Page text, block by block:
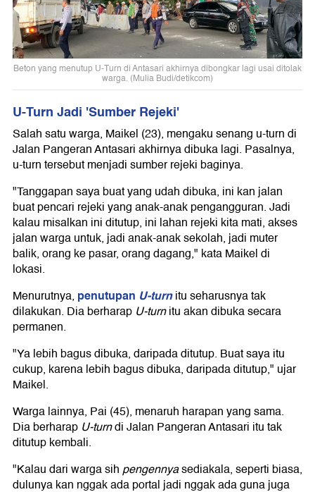
Beton yang menutup U-Turn di Antasari akhirnya dibongkar lagi usai ditolak
warga. (Mulia Budi/detikcom)
U-Turn Jadi 'Sumber Rejeki'
Salah satu warga, Maikel (23), mengaku senang u-turn di
Jalan Pangeran Antasari akhirnya dibuka lagi. Pasalnya,
u-turn tersebut menjadi sumber rejeki baginya.
"Tanggapan saya buat yang udah dibuka, ini kan jalan
buat pencari rejeki yang anak-anak pengangguran. Jadi
kalau misalkan ini ditutup, ini lahan rejeki kita mati, akses
jalan warga untuk, jadi anak-anak sekolah, jadi muter
balik, orang ke pasar, orang dagang," kata Maikel di
lokasi.
Menurutnya, penutupan U-turnitu seharusnya tak
dilakukan. Dia berharap U-turnitu akan dibuka secara
permanen.
"Ya lebih bagus dibuka, daripada ditutup. Buat saya itu
cukup, karena lebih bagus dibuka, daripada ditutup," ujar
Maikel.
Warga lainnya, Pai (45), menaruh harapan yang sama.
Dia berharap U-turndi Jalan Pangeran Antasari itu tak
ditutup kembali.
"Kalau dari warga sihpengennyasediakala, seperti biasa,
dulunya kan nggak ada portal jadi nggak ada guna juga